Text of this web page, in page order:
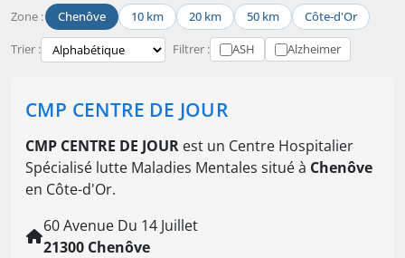
Zone : Chenôve 10 km 20 km 50 km Côte-d'Or
Trier : Filtrer : ASH Alzheimer
CMP CENTRE DE JOUR
CMP CENTRE DE JOUR est un Centre Hospitalier
Spécialisé lutte Maladies Mentales situé à Chenôve
en Côte-d'Or.
60 Avenue Du 14 Juillet
21300 Chenôve